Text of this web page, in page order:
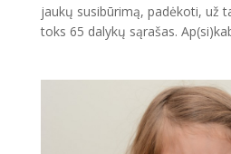
jaukų susibūrimą, padėkoti, už
toks 65 dalykų sąrašas.